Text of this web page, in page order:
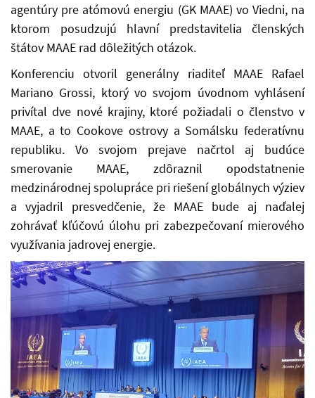
agentúry pre atómovú energiu (GK MAAE) vo Viedni, na
ktorom posudzujú hlavní predstavitelia členských
štátov MAAE rad dôležitých otázok.
Konferenciu otvoril generálny riaditeľ MAAE Rafael
Mariano Grossi, ktorý vo svojom úvodnom vyhlásení
privítal dve nové krajiny, ktoré požiadali o členstvo v
MAAE, a to Cookove ostrovy a Somálsku federatívnu
republiku. Vo svojom prejave načrtol aj budúce
smerovanie MAAE, zdôraznil opodstatnenie
medzinárodnej spolupráce pri riešení globálnych výziev
a vyjadril presvedčenie, že MAAE bude aj naďalej
zohrávať kľúčovú úlohu pri zabezpečovaní mierového
využívania jadrovej energie.